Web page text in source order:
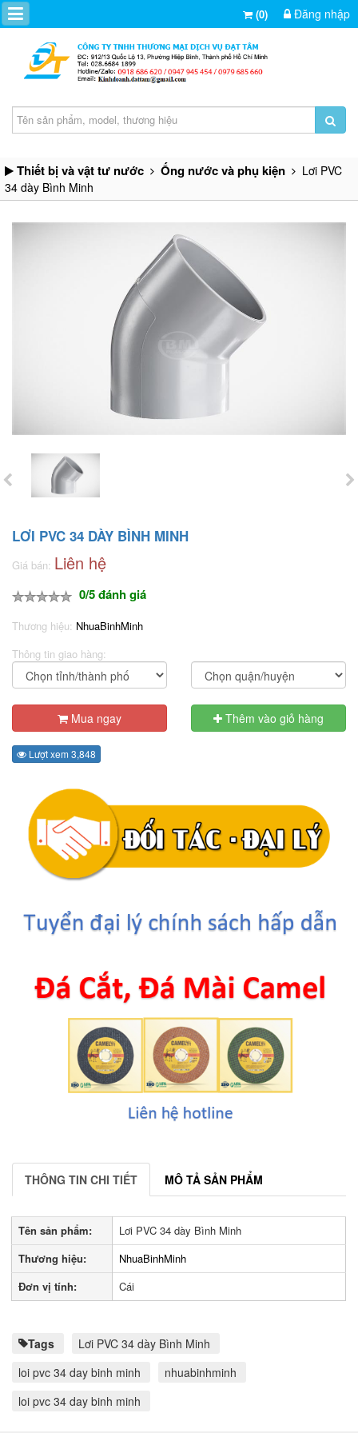
(0) Đăng nhập
Thiết bị và vật tư nước Ống nước và phụ kiện
Lơi PVC
34 dày Bình Minh
LƠI PVC 34 DÀY BÌNH MINH
Giá bán: Liên hệ
0/5 đánh giá
Thương hiệu: NhuaBinhMinh
Thông tin giao hàng:
Mua ngay Thêm vào giỏ hàng
Lượt xem 3,848
THÔNG TIN CHI TIẾT MÔ TẢ SẢN PHẨM
Tên sản phẩm:
Lơi PVC 34 dày Bình Minh
Thương hiệu:
NhuaBinhMinh
Đơn vị tính:
Cái
Tags
Lơi PVC 34 dày Bình Minh
loi pvc 34 day binh minh
nhuabinhminh
loi pvc 34 day binh minh